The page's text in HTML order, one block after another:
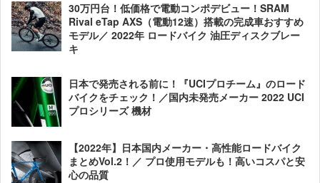
30万円台！低価格で電動コンポデビュー！SRAM
Rival eTap AXS（電動12速）搭載の完成車おすすめ
モデル／ 2022年 ロードバイク 油圧ディスクブレー
キ
日本で発売される前に！『UCIプロチーム』のロード
バイクをチェック！／国内未発売メーカー 2022 UCI
プロシリーズ 機材
【2022年】日本国内メーカー・高性能ロードバイク
まとめVol.2！／ プロ使用モデルも！高いコスパと安
心の品質